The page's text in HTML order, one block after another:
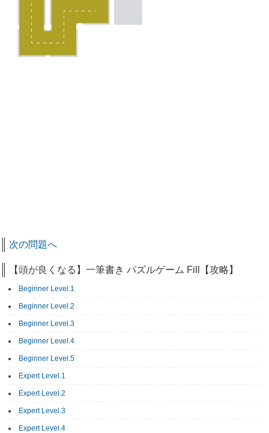
次の問題へ
【頭が良くなる】一筆書き パズルゲーム Fill【攻略】
Beginner Level.1
Beginner Level.2
Beginner Level.3
Beginner Level.4
Beginner Level.5
Expert Level.1
Expert Level.2
Expert Level.3
Expert Level.4